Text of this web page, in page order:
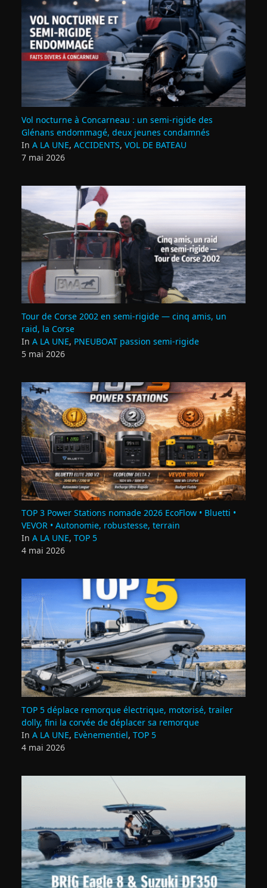
Vol nocturne à Concarneau : un semi‑rigide des
Glénans endommagé, deux jeunes condamnés
In A LA UNE, ACCIDENTS, VOL DE BATEAU
7 mai 2026
Tour de Corse 2002 en semi‑rigide — cinq amis, un
raid, la Corse
In A LA UNE, PNEUBOAT passion semi-rigide
5 mai 2026
TOP 3 Power Stations nomade 2026 EcoFlow • Bluetti •
VEVOR • Autonomie, robustesse, terrain
In A LA UNE, TOP 5
4 mai 2026
TOP 5 déplace remorque électrique, motorisé, trailer
dolly, fini la corvée de déplacer sa remorque
In A LA UNE, Evènementiel, TOP 5
4 mai 2026